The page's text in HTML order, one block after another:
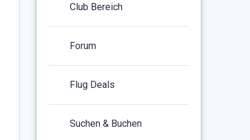
Club Bereich
Forum
Flug Deals
Suchen & Buchen